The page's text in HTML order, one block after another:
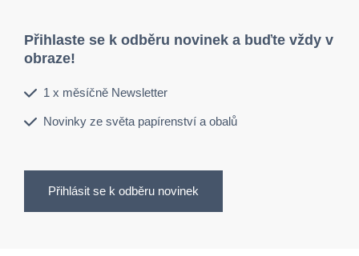
Přihlaste se k odběru novinek a buďte vždy v
obraze!
1 x měsíčně Newsletter
Novinky ze světa papírenství a obalů
Přihlásit se k odběru novinek